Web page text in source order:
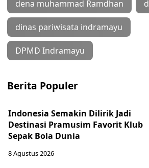
dena muhammad Ramdhan
dinas pariwisata indramayu
DPMD Indramayu
Berita Populer
Indonesia Semakin Dilirik Jadi
Destinasi Pramusim Favorit Klub
Sepak Bola Dunia
8 Agustus 2026